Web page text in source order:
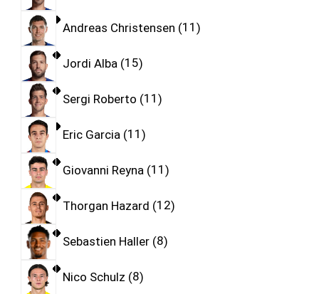
Andreas Christensen 11
Jordi Alba 15
Sergi Roberto 11
Eric Garcia 11
Giovanni Reyna 11
Thorgan Hazard 12
Sebastien Haller 8
Nico Schulz 8